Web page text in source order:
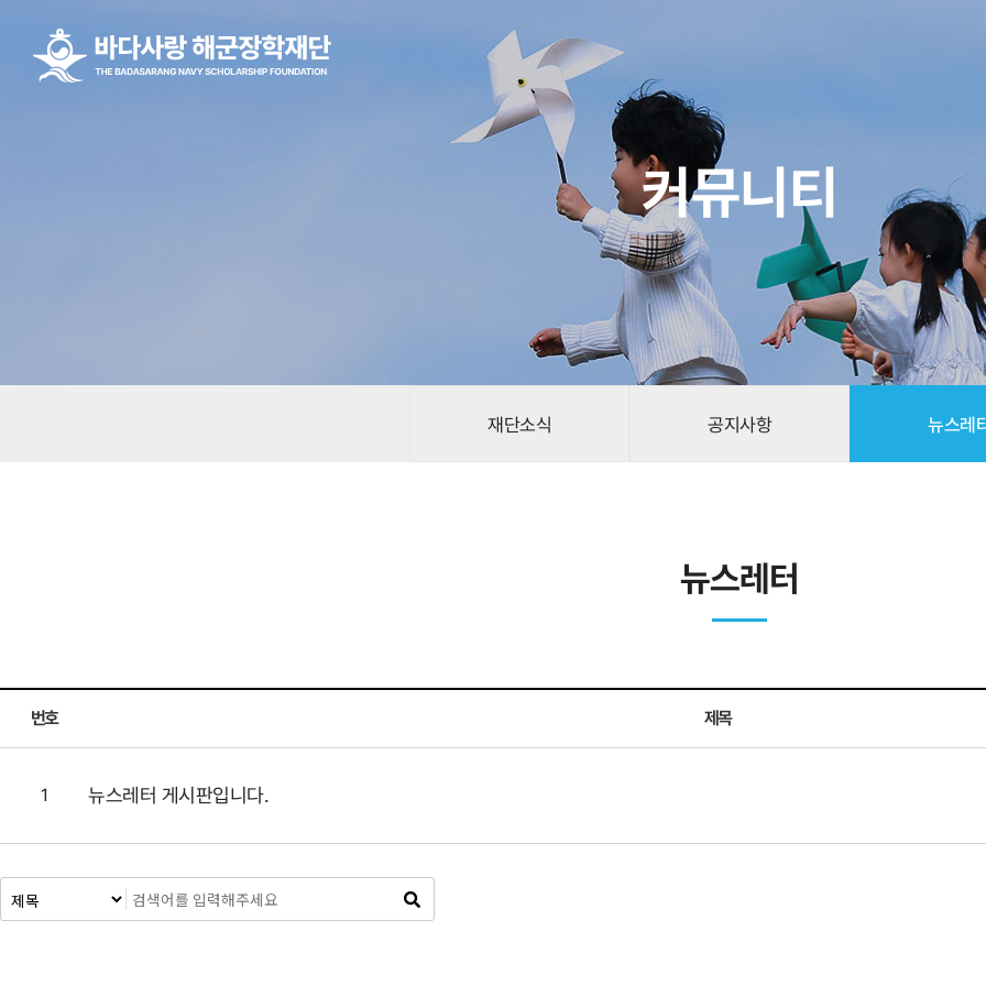
커뮤니티
재단소식 공지사항 뉴스레
뉴스레터
번호 제목
1 뉴스레터 게시판입니다.